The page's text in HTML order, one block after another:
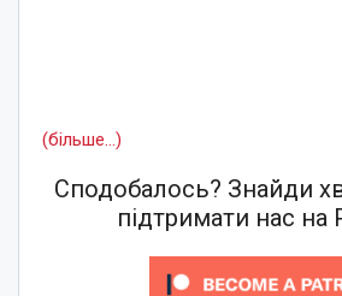
(більше…)
Сподобалось? Знайди
підтримати нас на